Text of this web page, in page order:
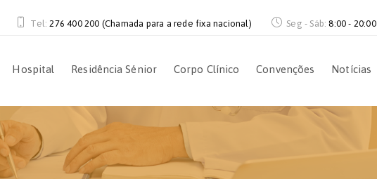
Tel:276 400 200 (Chamada para a rede fixa nacional) Seg - Sáb:8:00 - 20:00
Hospital Residência Sénior Corpo Clínico Convenções Notícias